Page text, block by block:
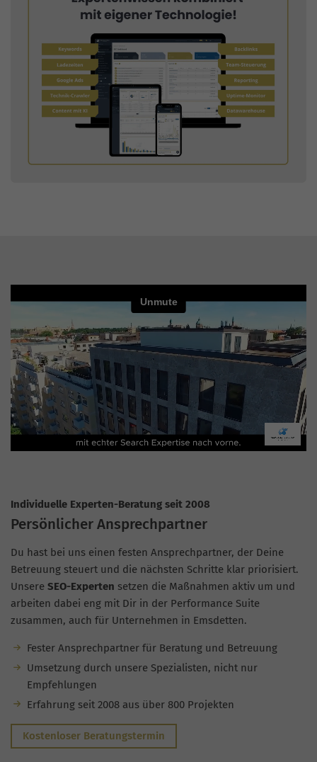
Individuelle Experten-Beratung seit 2008
Persönlicher Ansprechpartner
Du hast bei uns einen festen Ansprechpartner, der Deine
Betreuung steuert und die nächsten Schritte klar priorisiert.
Unsere SEO-Experten setzen die Maßnahmen aktiv um und
arbeiten dabei eng mit Dir in der Performance Suite
zusammen, auch für Unternehmen in Emsdetten.
Fester Ansprechpartner für Beratung und Betreuung
Umsetzung durch unsere Spezialisten, nicht nur
Empfehlungen
Erfahrung seit 2008 aus über 800 Projekten
Kostenloser Beratungstermin